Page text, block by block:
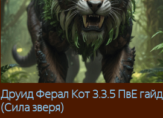
Друид Ферал Кот 3.3.5 ПвЕ гайд
(Сила зверя)